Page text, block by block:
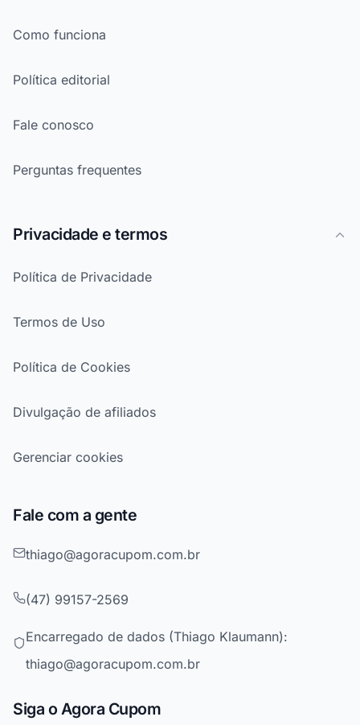
Como funciona
Política editorial
Fale conosco
Perguntas frequentes
Privacidade e termos
Política de Privacidade
Termos de Uso
Política de Cookies
Divulgação de afiliados
Gerenciar cookies
Fale com a gente
thiago@agoracupom.com.br
(47) 99157-2569
Encarregado de dados (Thiago Klaumann):
thiago@agoracupom.com.br
Siga o Agora Cupom